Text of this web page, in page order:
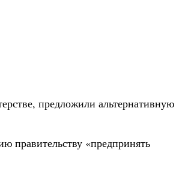
предложили альтернативную
правительству «предпринять